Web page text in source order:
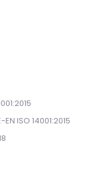
ISO 14001:2015